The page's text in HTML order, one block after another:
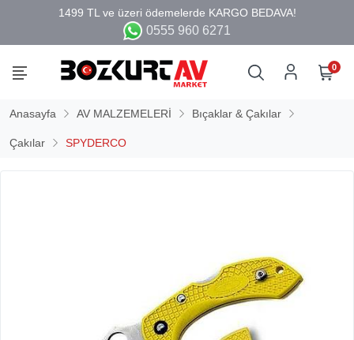
0555 960 6271
0
Anasayfa AV MALZEMELERİ Bıçaklar & Çakılar
Çakılar SPYDERCO